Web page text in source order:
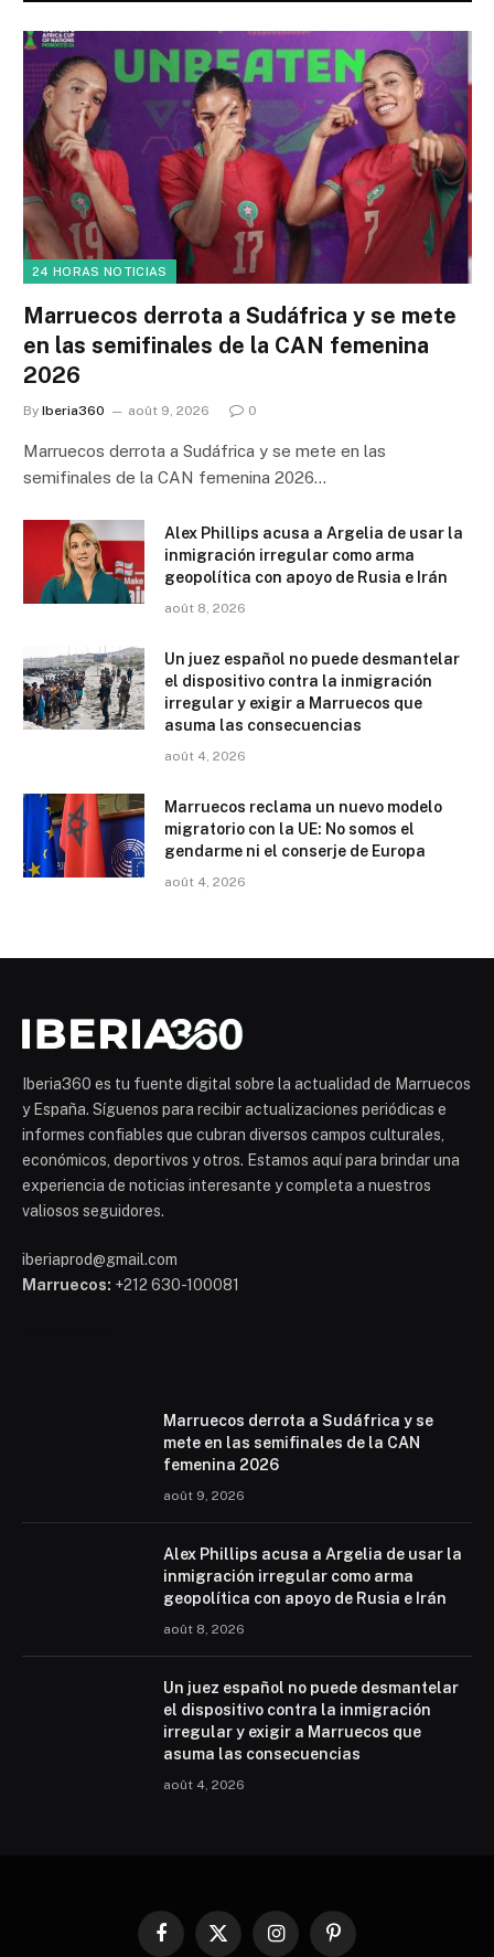
24 HORAS NOTICIAS
Marruecos derrota a Sudáfrica y se mete
en las semifinales de la CAN femenina
2026
By Iberia360 août 9, 2026 0
Marruecos derrota a Sudáfrica y se mete en las
semifinales de la CAN femenina 2026…
Alex Phillips acusa a Argelia de usar la
inmigración irregular como arma
geopolítica con apoyo de Rusia e Irán
août 8, 2026
Un juez español no puede desmantelar
el dispositivo contra la inmigración
irregular y exigir a Marruecos que
asuma las consecuencias
août 4, 2026
Marruecos reclama un nuevo modelo
migratorio con la UE: No somos el
gendarme ni el conserje de Europa
août 4, 2026
Iberia360 es tu fuente digital sobre la actualidad de Marruecos
y España. Síguenos para recibir actualizaciones periódicas e
informes confiables que cubran diversos campos culturales,
económicos, deportivos y otros. Estamos aquí para brindar una
experiencia de noticias interesante y completa a nuestros
valiosos seguidores.
iberiaprod@gmail.com
Marruecos: +212 630-100081
Marruecos derrota a Sudáfrica y se
mete en las semifinales de la CAN
femenina 2026
août 9, 2026
Alex Phillips acusa a Argelia de usar la
inmigración irregular como arma
geopolítica con apoyo de Rusia e Irán
août 8, 2026
Un juez español no puede desmantelar
el dispositivo contra la inmigración
irregular y exigir a Marruecos que
asuma las consecuencias
août 4, 2026
Facebook
X
InstagramPinterest